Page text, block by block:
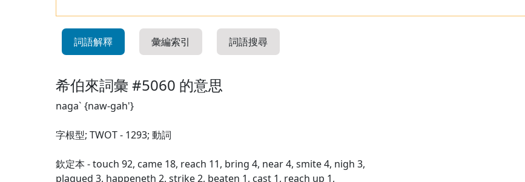
詞語解釋 彙編索引 詞語搜尋
希伯來詞彙 #5060 的意思
naga` {naw-gah'}
字根型; TWOT - 1293; 動詞
欽定本 - touch 92, came 18, reach 11, bring 4, near 4, smite 4, nigh 3,
plagued 3, happeneth 2, strike 2, beaten 1, cast 1, reach up 1,